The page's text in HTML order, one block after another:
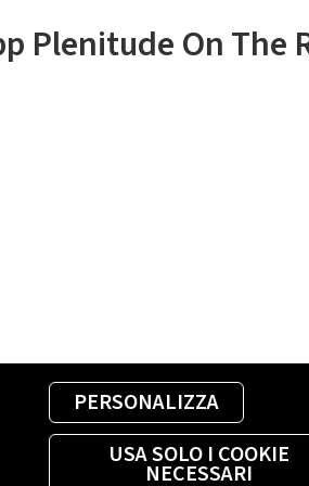
PERSONALIZZA
USA SOLO I COOKIE
NECESSARI
Plenitude On The